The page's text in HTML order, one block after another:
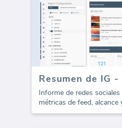
Informe de redes
métricas de feed,